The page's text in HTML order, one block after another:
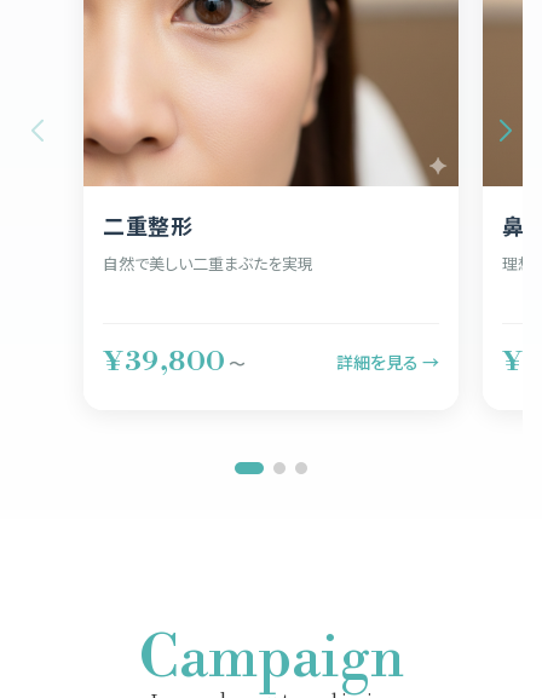
二重整形
自然で美しい二重まぶたを実現
¥39,800 〜 詳細を見る →
鼻
理想
Campaign